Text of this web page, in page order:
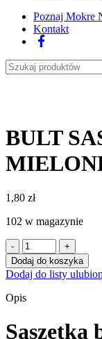
Poznaj Mokre
Kontakt
BULT
1,80 zł
102 w magazynie
ilość
BULT
SASZETKA
MIELONKA
DORSZ
Dodaj do koszyka
Dodaj do listy
Opis
Saszetka